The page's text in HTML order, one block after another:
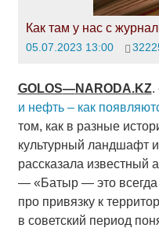
Как там у нас с
05.07.2023 13:00
GOLOS—NARODA.KZ.
и нефть – как
том, как в разные
культурный ландшафт
рассказала
— «Батыр — это всегда
про привязку к
в советский период